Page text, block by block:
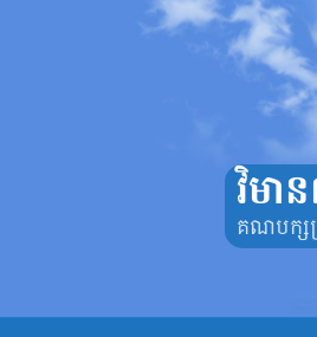
វិមា
គណបក្សប្